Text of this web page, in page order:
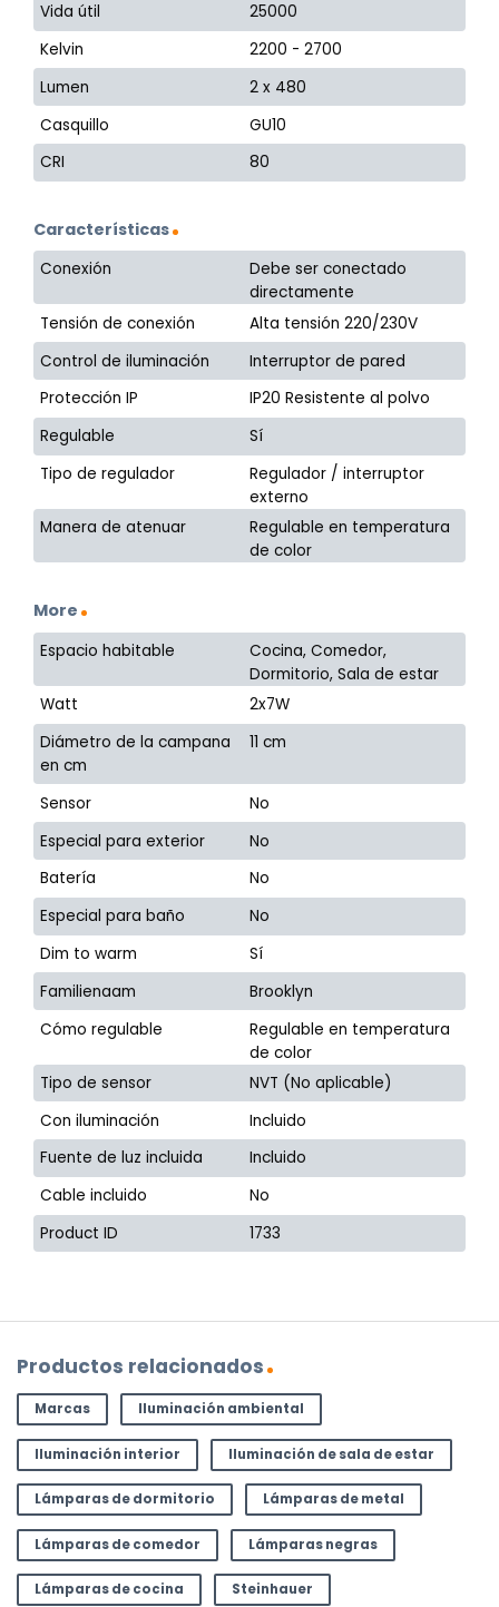
Vida útil
25000
Kelvin
2200 - 2700
Lumen
2 x 480
Casquillo
GU10
CRI
80
Características
Conexión
Debe ser conectado
directamente
Tensión de conexión
Alta tensión 220/230V
Control de iluminación
Interruptor de pared
Protección IP
IP20 Resistente al polvo
Regulable
Sí
Tipo de regulador
Regulador / interruptor
externo
Manera de atenuar
Regulable en temperatura
de color
More
Espacio habitable
Cocina, Comedor,
Dormitorio, Sala de estar
Watt
2x7W
Diámetro de la campana
en cm
11 cm
Sensor
No
Especial para exterior
No
Batería
No
Especial para baño
No
Dim to warm
Sí
Familienaam
Brooklyn
Cómo regulable
Regulable en temperatura
de color
Tipo de sensor
NVT (No aplicable)
Con iluminación
Incluido
Fuente de luz incluida
Incluido
Cable incluido
No
Product ID
1733
Productos relacionados
Marcas Iluminación ambiental
Iluminación interior Iluminación de sala de estar
Lámparas de dormitorio Lámparas de metal
Lámparas de comedor Lámparas negras
Lámparas de cocina Steinhauer